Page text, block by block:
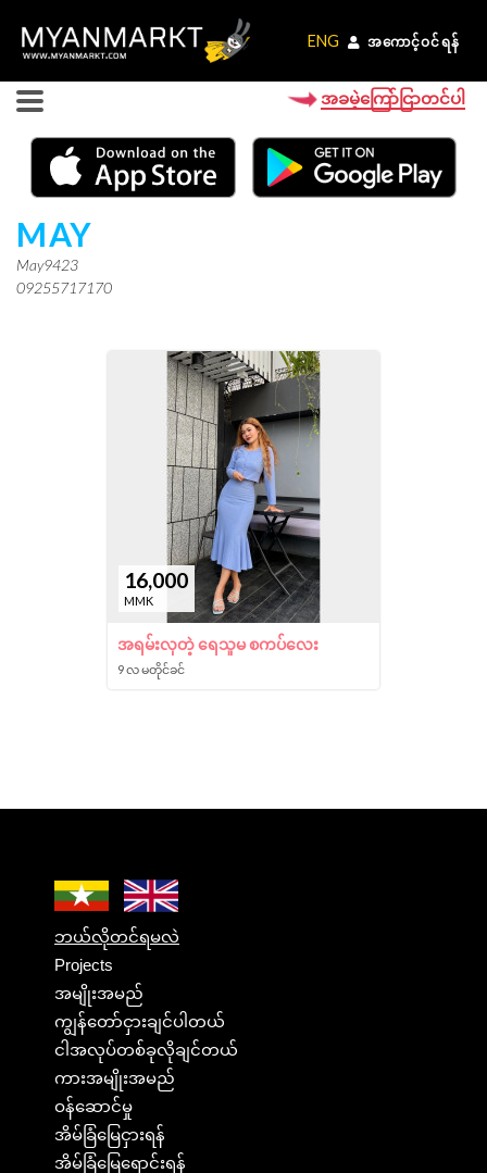
ENG အကောင့်ဝင်ရန်
ENG အကောင့်ဝင်ရန်
အခမဲ့ကြော်ငြာတင်ပါ
MAY
May9423
09255717170
16,000
MMK
အရမ်းလှတဲ့ ရေသူမ စကပ်လေး
9 လ မတိုင်ခင်
ဘယ်လိုတင်ရမလဲ
Projects
အမျိုးအမည်
ကျွန်တော်ငှားချင်ပါတယ်
ငါအလုပ်တစ်ခုလိုချင်တယ်
ကားအမျိုးအမည်
ဝန်ဆောင်မှု
အိမ်ခြံမြေငှားရန်
အိမ်ခြံမြေရောင်းရန်